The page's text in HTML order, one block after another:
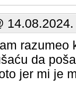
razumeo
da
jer mi je